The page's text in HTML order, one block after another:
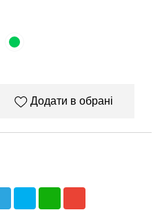
Додати в обрані
TelegramSkypeWhatsApp